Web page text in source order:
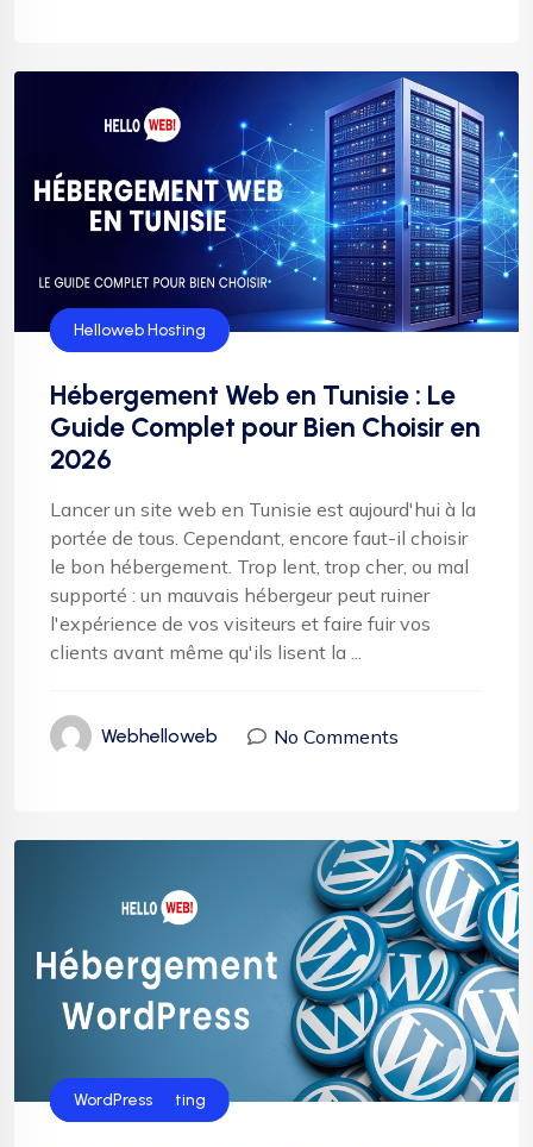
Hébergement
Helloweb Hosting
Hébergement Web en Tunisie : Le
Guide Complet pour Bien Choisir en
2026
Lancer un site web en Tunisie est aujourd'hui à la
portée de tous. Cependant, encore faut-il choisir
le bon hébergement. Trop lent, trop cher, ou mal
supporté : un mauvais hébergeur peut ruiner
l'expérience de vos visiteurs et faire fuir vos
clients avant même qu'ils lisent la ...
Webhelloweb No Comments
Hébergement
Helloweb Hosting
WordPress